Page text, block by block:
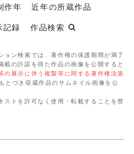
作年
近年の所蔵作品
記録 作品検索
ョン検索では、著作権の保護期間が満了
載の許諾を得た作品の画像を公開すると
の展示に伴う複製等に関する著作権法第
とづき収蔵作品のサムネイル画像を公
ストを許可なく使用・転載することを禁